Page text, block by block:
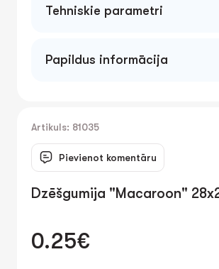
Tehniskie parametri
Papildus informācija
Artikuls: 81035
Pievienot komentāru
Dzēšgumija "Macaroon"
0.25€